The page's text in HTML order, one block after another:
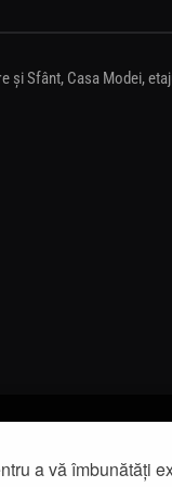
a vă îmbunătăți
și Sfânt, Casa Modei,